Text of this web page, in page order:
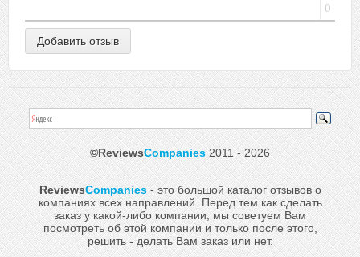
0
©ReviewsCompanies2011 - 2026
ReviewsCompanies- это большой каталог отзывов о
компаниях всех направлений. Перед тем как сделать
заказ у какой-либо компании, мы советуем Вам
посмотреть об этой компании и только после этого,
решить - делать Вам заказ или нет.